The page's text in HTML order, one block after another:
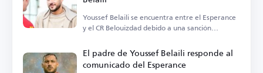
Youssef Belaili se encuentra entre el Esperance
y el CR Belouizdad debido a una sanción
El padre de Youssef Belaili responde al
comunicado del Esperance